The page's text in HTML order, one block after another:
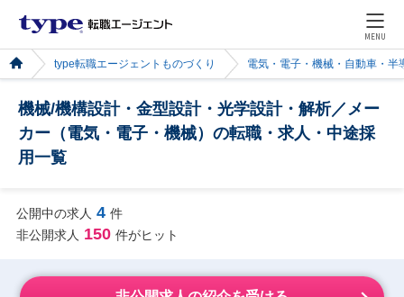
MENU
type転職エージェントものづくり 電気・電子・機械・自動車・半
機械/機構設計・金型設計・光学設計・解析／メー
カー（電気・電子・機械）の転職・求人・中途採
用一覧
公開中の求人 4 件
非公開求人 150 件がヒット